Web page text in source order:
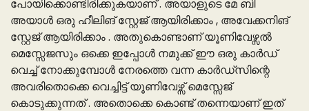
പോയിക്കൊണ്ടിരിക്കുകയാണ് . അയാളുടെ മേ ബി
അയാൾ ഒരു ഹീലിങ് സ്റ്റേജ് ആയിരിക്കാം , അവേക്കനിങ്
സ്റ്റേജ് ആയിരിക്കാം . അതുകൊണ്ടാണ് യൂണിവേഴ്സൽ
മെസ്സേജസും ഒക്കെ ഇപ്പോൾ നമുക്ക് ഈ ഒരു കാർഡ്
വെച്ച് നോക്കുമ്പോൾ നേരത്തെ വന്ന കാർഡ്സിന്റെ
അവരിതൊക്കെ വെച്ചിട്ട് യൂണിവേഴ്സ് മെസ്സേജ്
കൊടുക്കുന്നത് . അതൊക്കെ കൊണ്ട് തന്നെയാണ് ഇത്